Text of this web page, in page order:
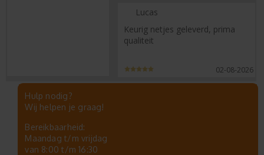
Lucas
Keurig netjes geleverd, prima
qualiteit
02-08-2026
Hulp nodig?
Wij helpen je graag!
Bereikbaarheid:
Maandag t/m vrijdag
van 8:00 t/m 16:30